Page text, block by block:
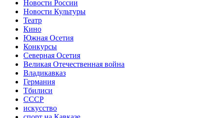
Новости России
Новости Культуры
Театр
Кино
Южная Осетия
Конкурсы
Северная Осетия
Великая Отечественная война
Владикавказ
Германия
Тбилиси
СССР
искусство